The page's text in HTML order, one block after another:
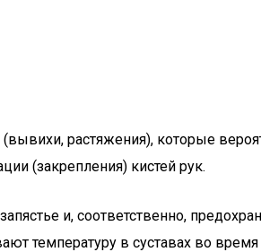
растяжения), которые
(закрепления) кистей рук.
и, соответственно,
температуру в суставах во